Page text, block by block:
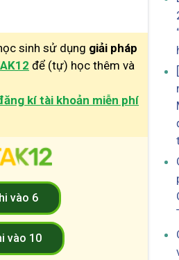
sinh sử dụng giải pháp
để (tự) học thêm và
kí tài khoản miễn phí
vào 6
vào 10